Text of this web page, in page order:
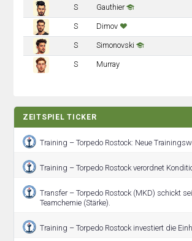
S Gauthier
S Dimov
S Simonovski
S Murray
ZEITSPIEL TICKER
Training – Torpedo Rostock: Neue
Training – Torpedo Rostock verordnet
Transfer – Torpedo Rostock (MKD) schickt
Teamchemie (Stärke).
Training – Torpedo Rostock investiert die